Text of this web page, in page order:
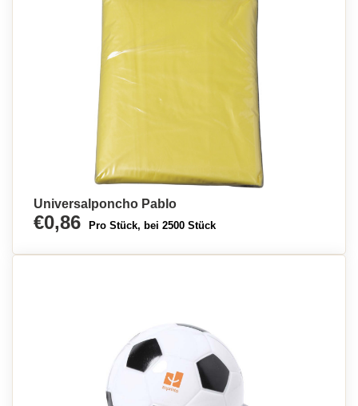
Universalponcho Pablo
€0,86 Pro Stück, bei 2500 Stück